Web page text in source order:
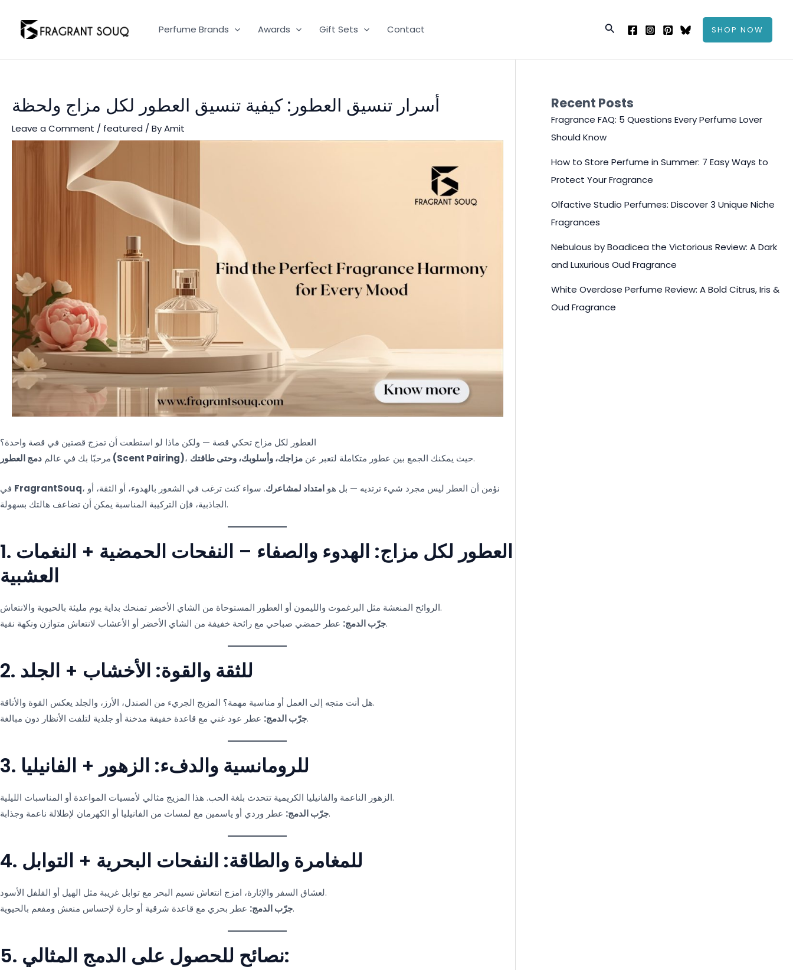
content
Perfume Brands Awards Gift Sets Contact Search SHOP NOW
أسرار تنسيق العطور: كيفية تنسيق العطور لكل مزاج ولحظة
Leave a Comment / featured / ByAmit
العطور لكل مزاج تحكي قصة — ولكن ماذا لو استطعت أن تمزج قصتين في قصة واحدة؟
مرحبًا بك في عالم دمج العطور (Scent Pairing) ، حيث يمكنك الجمع بين عطور متكاملة لتعبر عن مزاجك، وأسلوبك، وحتى طاقتك .
FragrantSouq ، نؤمن أن العطر ليس مجرد شيء ترتديه — بل هو امتداد لمشاعرك. سواء كنت ترغب في الشعور بالهدوء، أو الثقة، أو
الجاذبية، فإن التركيبة المناسبة يمكن أن تضاعف هالتك بسهولة.
1. العطور لكل مزاج: الهدوء والصفاء – النفحات الحمضية + النغمات
العشبية
الروائح المنعشة مثل البرغموت والليمون أو العطور المستوحاة من الشاي الأخضر تمنحك بداية يوم مليئة بالحيوية والانتعاش.
جرّب الدمج:عطر حمضي صباحي مع رائحة خفيفة من الشاي الأخضر أو الأعشاب لانتعاش متوازن ونكهة نقية.
2. للثقة والقوة: الأخشاب + الجلد
هل أنت متجه إلى العمل أو مناسبة مهمة؟ المزيج الجريء من الصندل، الأرز، والجلد يعكس القوة والأناقة.
جرّب الدمج:عطر عود غني مع قاعدة خفيفة مدخنة أو جلدية لتلفت الأنظار دون مبالغة.
3. للرومانسية والدفء: الزهور + الفانيليا
الزهور الناعمة والفانيليا الكريمية تتحدث بلغة الحب. هذا المزيج مثالي لأمسيات المواعدة أو المناسبات الليلية.
جرّب الدمج:عطر وردي أو ياسمين مع لمسات من الفانيليا أو الكهرمان لإطلالة ناعمة وجذابة.
4. للمغامرة والطاقة: النفحات البحرية + التوابل
لعشاق السفر والإثارة، امزج انتعاش نسيم البحر مع توابل غريبة مثل الهيل أو الفلفل الأسود.
جرّب الدمج:عطر بحري مع قاعدة شرقية أو حارة لإحساس منعش ومفعم بالحيوية.
5. نصائح للحصول على الدمج المثالي:
Recent Posts
Fragrance FAQ: 5 Questions Every Perfume Lover
Should Know
How to Store Perfume in Summer: 7 Easy Ways to
Protect Your Fragrance
Olfactive Studio Perfumes: Discover 3 Unique Niche
Fragrances
Nebulous by Boadicea the Victorious Review: A Dark
and Luxurious Oud Fragrance
White Overdose Perfume Review: A Bold Citrus, Iris &
Oud Fragrance